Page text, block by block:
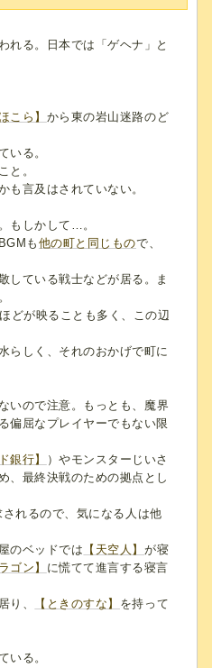
れる。日本では「ゲヘナ」と
こら】 から東の岩山迷路のど
いる。
と。
も言及はされていない。
もしかして…。
も 他の町と同じもので、
している戦士などが居る。ま
どが映ることも多く、この辺
らしく、それのおかげで町に
いので注意。もっとも、魔界
偏屈なプレイヤーでもない限
銀行】
）やモンスターじいさ
、最終決戦のための拠点とし
れるので、気になる人は他
のベッドでは 【天空人】が寝
ゴン】 に慌てて進言する寝言
り、 【ときのすな】 を持って
いる。